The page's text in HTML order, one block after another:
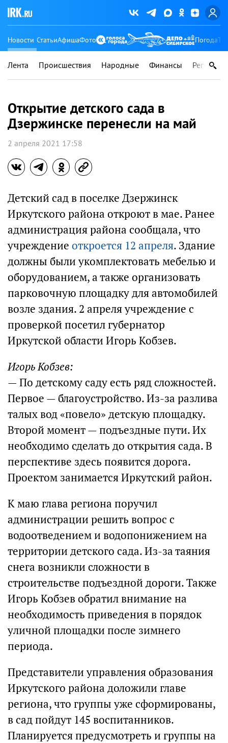
Новости СтатьиАфишаФото Погода
Лента Происшествия Народные Финансы Регионы
Открытие детского сада в
Дзержинске перенесли на май
2 апреля 2021 17:58
Детский сад в поселке Дзержинск
Иркутского района откроют в мае. Ранее
администрация района сообщала, что
учреждение откроется 12 апреля. Здание
должны были укомплектовать мебелью и
оборудованием, а также организовать
парковочную площадку для автомобилей
возле здания. 2 апреля учреждение с
проверкой посетил губернатор
Иркутской области Игорь Кобзев.
Игорь Кобзев:
— По детскому саду есть ряд сложностей.
Первое — благоустройство. Из-за разлива
талых вод «повело» детскую площадку.
Второй момент — подъездные пути. Их
необходимо сделать до открытия сада. В
перспективе здесь появится дорога.
Проектом занимается Иркутский район.
К маю глава региона поручил
администрации решить вопрос с
водоотведением и водопонижением на
территории детского сада. Из-за таяния
снега возникли сложности в
строительстве подъездной дороги. Также
Игорь Кобзев обратил внимание на
необходимость приведения в порядок
уличной площадки после зимнего
периода.
Представители управления образования
Иркутского района доложили главе
региона, что группы уже сформированы,
в сад пойдут 145 воспитанников.
Планируется предусмотреть и группы на